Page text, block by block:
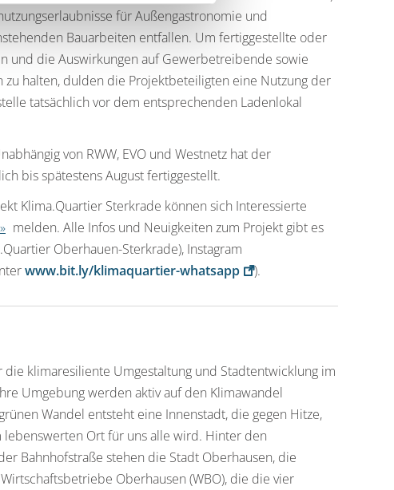
für Außengastronomie und
Bauarbeiten entfallen. Um fertiggestellte oder
und die Auswirkungen auf Gewerbetreibende sowie
halten, dulden die Projektbeteiligten eine Nutzung der
tatsächlich vor dem entsprechenden Ladenlokal
von RWW, EVO und Westnetz hat der
bis spätestens August fertiggestellt.
Klima.Quartier Sterkrade können sich Interessierte
melden. Alle Infos und Neuigkeiten zum Projekt gibt es
Oberhauen-Sterkrade), Instagram
www.bit.ly/klimaquartier-whatsapp ).
klimaresiliente Umgestaltung und Stadtentwicklung im
Umgebung werden aktiv auf den Klimawandel
Wandel entsteht eine Innenstadt, die gegen Hitze,
Ort für uns alle wird. Hinter den
Bahnhofstraße stehen die Stadt Oberhausen, die
Oberhausen (WBO), die die vier